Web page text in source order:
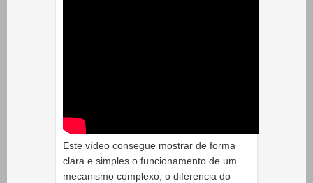
Este vídeo consegue mostrar de forma
clara e simples o funcionamento de um
mecanismo complexo, o diferencia do